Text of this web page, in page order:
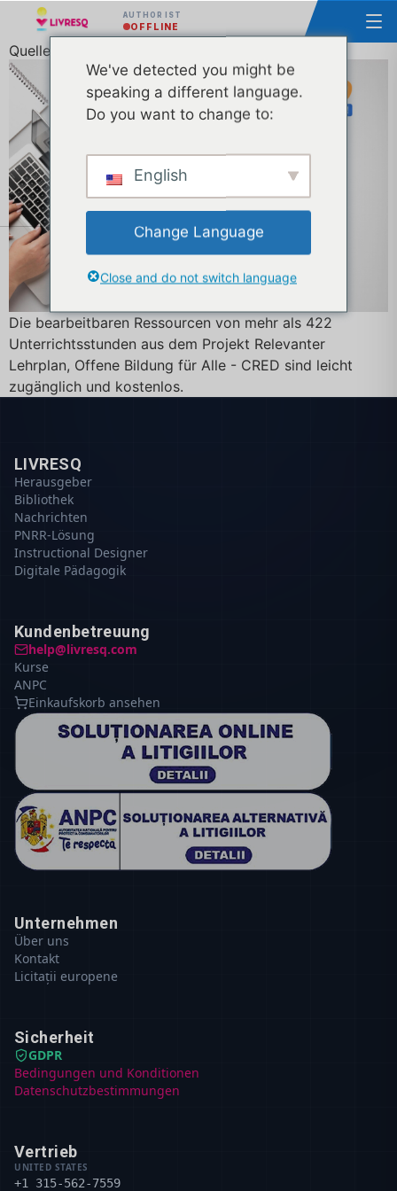
AUTHOR IST
OFFLINE
Quellen CRED-Projekt Lektionen
Die bearbeitbaren Ressourcen von mehr als 422
Unterrichtsstunden aus dem Projekt Relevanter
Lehrplan, Offene Bildung für Alle - CRED sind leicht
zugänglich und kostenlos.
LIVRESQ
Herausgeber
Bibliothek
Nachrichten
PNRR-Lösung
Instructional Designer
Digitale Pädagogik
Kundenbetreuung
help@livresq.com
Kurse
ANPC
Einkaufskorb ansehen
Unternehmen
Über uns
Kontakt
Licitații europene
Sicherheit
GDPR
Bedingungen und Konditionen
Datenschutzbestimmungen
Vertrieb
UNITED STATES
+1 315-562-7559
We've detected you might be
speaking a different language.
Do you want to change to:
English
Change Language
Close and do not switch language